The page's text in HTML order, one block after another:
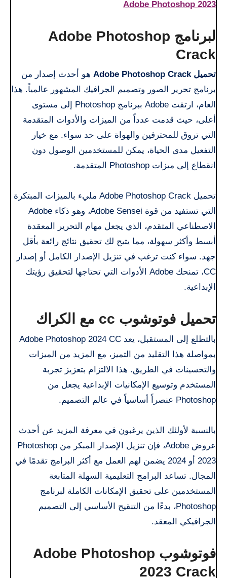
Adobe Photoshop 2023
لبرنامج Adobe Photoshop
Crack
تحميل Adobe Photoshop Crack
هو أحدث إصدار من
برنامج تحرير الصور وتصميم الجرافيك المشهور عالمياً. هذا
العام، ارتقت Adobe ببرنامج Photoshop إلى مستوى
أعلى، حيث قدمت عدداً من الميزات والأدوات المتقدمة
التي تروق للمحترفين والهواة على حد سواء. مع خيار
التفعيل مدى الحياة، يمكن للمستخدمين الوصول دون
انقطاع إلى ميزات Photoshop المتقدمة.
تحميل Adobe Photoshop Crack مليء بالميزات المبتكرة
التي تستفيد من قوة Adobe Sensei، وهو ذكاء Adobe
الاصطناعي المتقدم، الذي يجعل مهام التحرير المعقدة
أبسط وأكثر سهولة، مما يتيح لك تحقيق نتائج رائعة بأقل
جهد. سواء كنت ترغب في تنزيل الإصدار الكامل أو إصدار
CC، تمنحك Adobe الأدوات التي تحتاجها لتحقيق رؤيتك
الإبداعية.
تحميل فوتوشوب cc مع الكراك
بالتطلع إلى المستقبل، يعد Adobe Photoshop 2024 CC
بمواصلة هذا التقليد من التميز، مع المزيد من الميزات
والتحسينات في الطريق. هذا الالتزام بتعزيز تجربة
المستخدم وتوسيع الإمكانيات الإبداعية يجعل من
Photoshop عنصراً أساسياً في عالم التصميم.
بالنسبة لأولئك الذين يرغبون في معرفة المزيد عن أحدث
عروض Adobe، فإن تنزيل الإصدار المبكر من Photoshop
2023 أو 2024 يضمن لهم العمل مع أكثر البرامج تقدمًا في
المجال. تساعد البرامج التعليمية السهلة المتابعة
المستخدمين على تحقيق الإمكانات الكاملة لبرنامج
Photoshop، بدءًا من التنقيح الأساسي إلى التصميم
الجرافيكي المعقد.
فوتوشوب Adobe Photoshop
2023 Crack